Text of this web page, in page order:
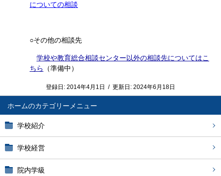
ホーム
学校紹介
学校経営
院内学級
についての相談
○その他の相談先
学校や教育総合相談センター以外の相談先についてはこ
ちら
（準備中）
登録日: 2014年4月1日 / 更新日: 2024年6月18日